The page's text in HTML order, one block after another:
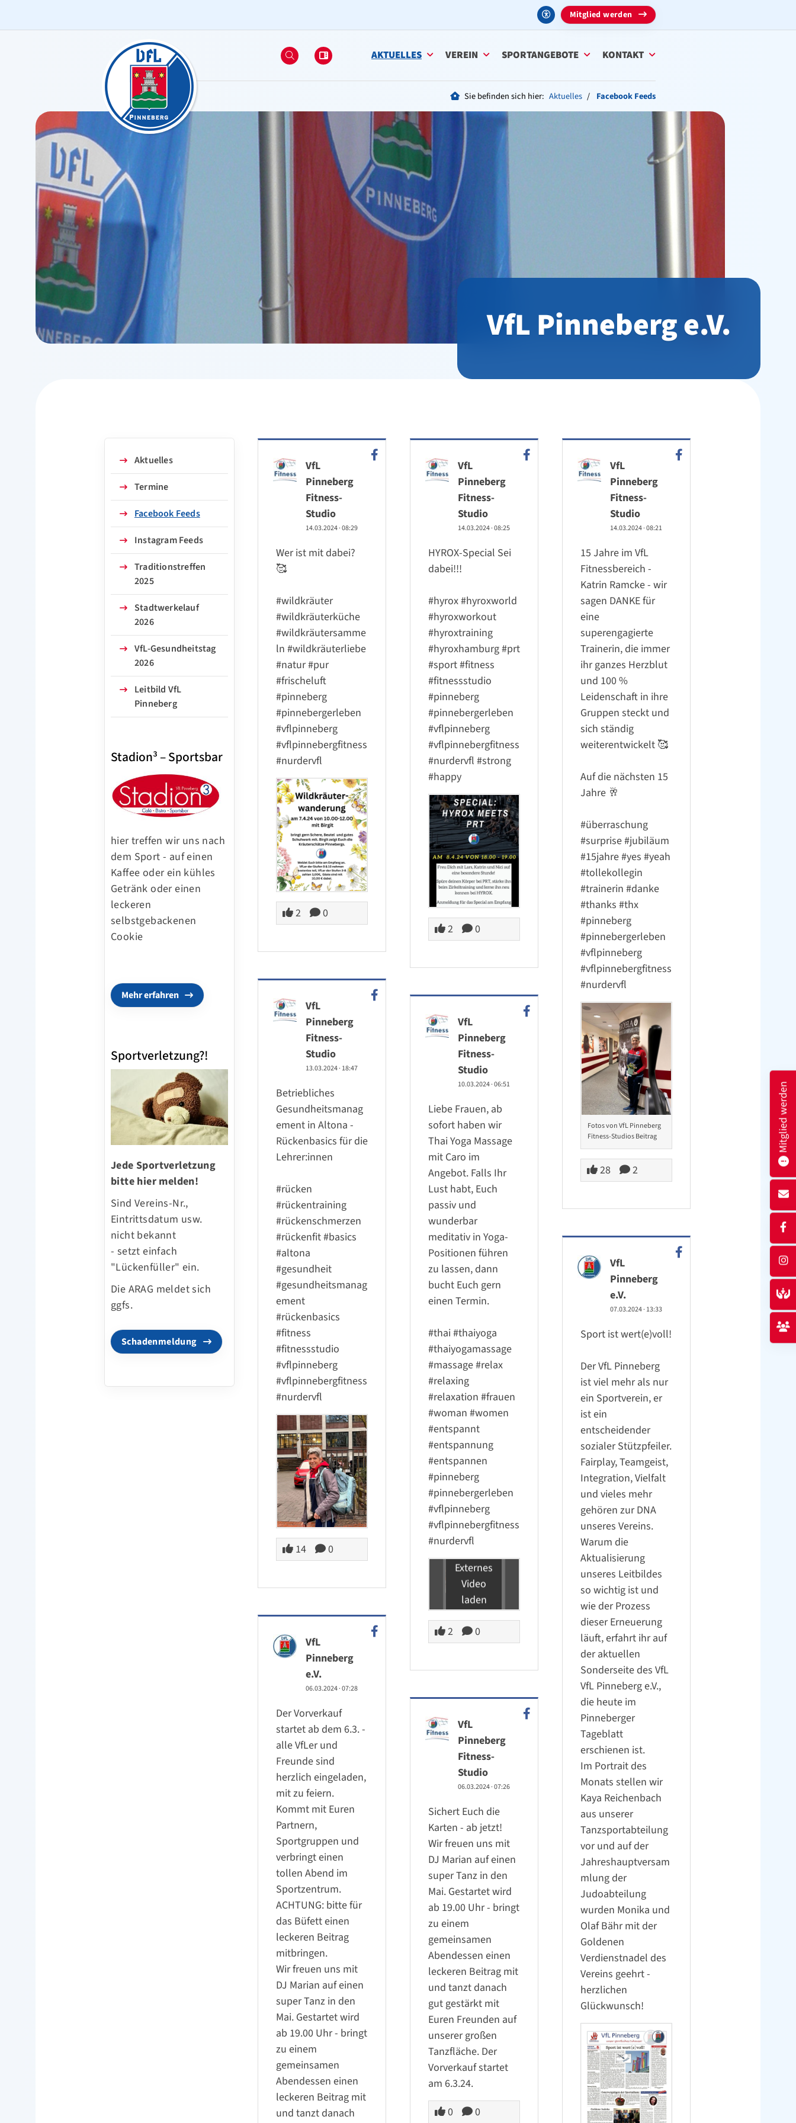
Mitglied werden
AKTUELLES VEREIN SPORTANGEBOTE KONTAKT
Sie befinden sich hier: Aktuelles Facebook Feeds
VfL Pinneberg e.V.
VfL
Pinneberg
Fitness-
Studio
14.03.2024·08:29
Wer ist mit dabei?
🥰
#wildkräuter
#wildkräuterküche
#wildkräutersamme
ln #wildkräuterliebe
#natur#pur
#frischeluft
#pinneberg
#pinnebergerleben
#vflpinneberg
#vflpinnebergfitness
#nurdervfl
2 0
VfL
Pinneberg
Fitness-
Studio
14.03.2024·08:25
HYROX-Special Sei
dabei!!!
#hyrox#hyroxworld
#hyroxworkout
#hyroxtraining‍️
#hyroxhamburg#prt
#sport#fitness
#fitnessstudio
#pinneberg
#pinnebergerleben
#vflpinneberg
#vflpinnebergfitness
#nurdervfl #strong
#happy
2 0
VfL
Pinneberg
Fitness-
Studio
14.03.2024·08:21
15 Jahre im VfL
Fitnessbereich -
Katrin Ramcke - wir
sagen DANKE für
eine
superengagierte
Trainerin, die immer
ihr ganzes Herzblut
und 100 %
Leidenschaft in ihre
Gruppen steckt und
sich ständig
weiterentwickelt ️🥰
Auf die nächsten 15
Jahre 🥂
#überraschung
#surprise#jubiläum
#15jahre#yes #yeah
#tollekollegin
#trainerin #danke
#thanks #thx
#pinneberg
#pinnebergerleben
#vflpinneberg
#vflpinnebergfitness
#nurdervfl
Fotos von VfL Pinneberg
Fitness-Studios Beitrag
28 2
VfL
Pinneberg
Fitness-
Studio
13.03.2024· 18:47
Betriebliches
Gesundheitsmanag
ement in Altona -
Rückenbasics für die
Lehrer:innen
#rücken
#rückentraining
#rückenschmerzen
#rückenfit#basics
#altona
#gesundheit
#gesundheitsmanag
ement
#rückenbasics
#fitness
#fitnessstudio
#vflpinneberg
#vflpinnebergfitness
#nurdervfl
14 0
VfL
Pinneberg
Fitness-
Studio
10.03.2024·06:51
Liebe Frauen, ab
sofort haben wir
Thai Yoga Massage
mit Caro im
Angebot. Falls Ihr
Lust habt, Euch
passiv und
wunderbar
meditativ in Yoga-
Positionen führen
zu lassen, dann
bucht Euch gern
einen Termin.
#thai#thaiyoga
#thaiyogamassage
#massage#relax
#relaxing
#relaxation #frauen
#woman #women
#entspannt
#entspannung
#entspannen
#pinneberg
#pinnebergerleben
#vflpinneberg
#vflpinnebergfitness
#nurdervfl
Externes
Video
laden
2 0
VfL
Pinneberg
e.V.
07.03.2024· 13:33
Sport ist wert(e)voll!
Der VfL Pinneberg
ist viel mehr als nur
ein Sportverein, er
ist ein
entscheidender
sozialer Stützpfeiler.
Fairplay, Teamgeist,
Integration, Vielfalt
und vieles mehr
gehören zur DNA
unseres Vereins.
Warum die
Aktualisierung
unseres Leitbildes
so wichtig ist und
wie der Prozess
dieser Erneuerung
läuft, erfahrt ihr auf
der aktuellen
Sonderseite des VfL
VfL Pinneberg e.V.,
die heute im
Pinneberger
Tageblatt
erschienen ist.
Im Portrait des
Monats stellen wir
Kaya Reichenbach
aus unserer
Tanzsportabteilung
vor und auf der
Jahreshauptversam
mlung der
Judoabteilung
wurden Monika und
Olaf Bähr mit der
Goldenen
Verdienstnadel des
Vereins geehrt -
herzlichen
Glückwunsch!
VfL
Pinneberg
e.V.
06.03.2024·07:28
Der Vorverkauf
startet ab dem 6.3. -
alle VfLer und
Freunde sind
herzlich eingeladen,
mit zu feiern.
Kommt mit Euren
Partnern,
Sportgruppen und
verbringt einen
tollen Abend im
Sportzentrum.
ACHTUNG: bitte für
das Büfett einen
leckeren Beitrag
mitbringen.
Wir freuen uns mit
DJ Marian auf einen
super Tanz in den
Mai. Gestartet wird
ab 19.00 Uhr - bringt
zu einem
gemeinsamen
Abendessen einen
leckeren Beitrag mit
und tanzt danach
VfL
Pinneberg
Fitness-
Studio
06.03.2024·07:26
Sichert Euch die
Karten - ab jetzt!
Wir freuen uns mit
DJ Marian auf einen
super Tanz in den
Mai. Gestartet wird
ab 19.00 Uhr - bringt
zu einem
gemeinsamen
Abendessen einen
leckeren Beitrag mit
und tanzt danach
gut gestärkt mit
Euren Freunden auf
unserer großen
Tanzfläche. Der
Vorverkauf startet
am 6.3.24.
0
0
Aktuelles
Termine
Facebook Feeds
Instagram Feeds
Traditionstreffen
2025
Stadtwerkelauf
2026
VfL-Gesundheitstag
2026
Leitbild VfL
Pinneberg
Stadion³ – Sportsbar
hier treffen wir uns nach
dem Sport - auf einen
Kaffee oder ein kühles
Getränk oder einen
leckeren
selbstgebackenen
Cookie
Mehr erfahren
Sportverletzung?!
Jede Sportverletzung
bitte hier melden!
Sind Vereins-Nr.,
Eintrittsdatum usw.
nicht bekannt
- setzt einfach
"Lückenfüller" ein.
Die ARAG meldet sich
ggfs.
Schadenmeldung
Mitglied werden